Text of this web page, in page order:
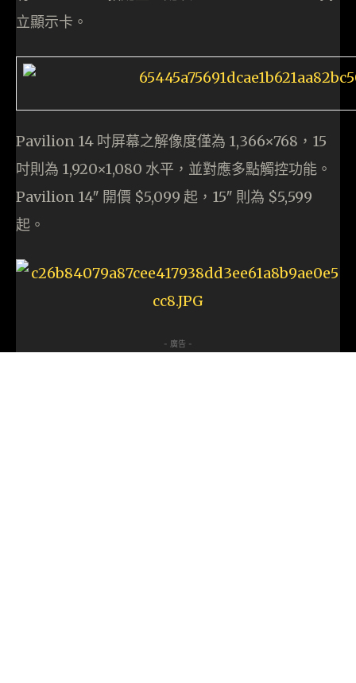
立顯示卡。
Pavilion 14 吋屏幕之解像度僅為 1,366×768，15
吋則為 1,920×1,080 水平，並對應多點觸控功能。
Pavilion 14″ 開價 $5,099 起，15″ 則為 $5,599
起。
- 廣告 -